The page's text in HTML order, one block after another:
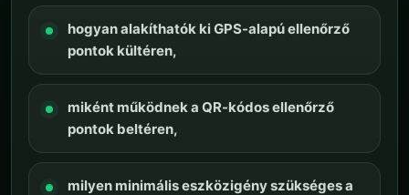
hogyan alakíthatók ki GPS-alapú ellenőrző
pontok kültéren,
miként működnek a QR-kódos ellenőrző
pontok beltéren,
milyen minimális eszközigény szükséges a